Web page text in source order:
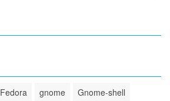
Fedora gnome
Gnome-shell